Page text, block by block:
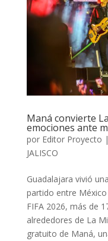
Maná convierte
emociones ante
por Editor Proyecto |
JALISCO
Guadalajara vivió
partido entre
FIFA 2026, más de
alrededores de La
gratuito de Maná,